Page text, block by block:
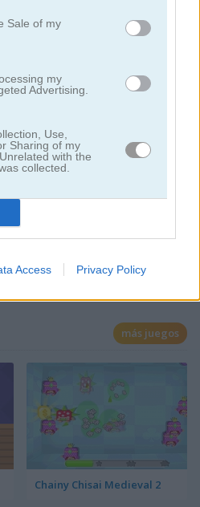
Sale of my
my
Advertising.
Use,
Sharing of my
with the
collected.
Access Privacy Policy
The Travel Puzzle
mundo y elimina todos
más juegos
Chainy Chisai Medieval 2